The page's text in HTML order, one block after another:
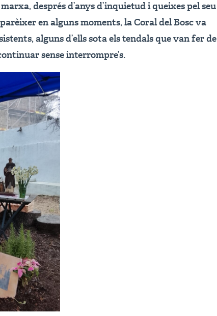
després d’anys d’inquietud i queixes pel seu
en alguns moments, la Coral del Bosc va
alguns d’ells sota els tendals que van fer de
sense interrompre’s.